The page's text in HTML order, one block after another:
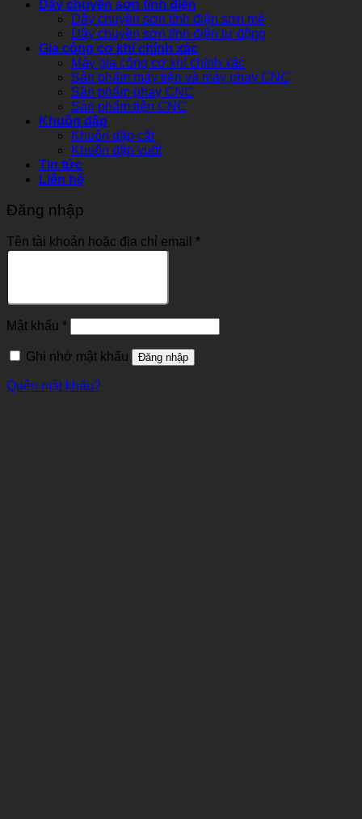
Dây chuyền sơn tĩnh điện
Dây chuyền sơn tĩnh điện sơn mẻ
Dây chuyền sơn tĩnh điện tự động
Gia công cơ khí chính xác
Máy gia công cơ khí chính xác
Sản phẩm máy tiện và máy phay CNC
Sản phẩm phay CNC
Sản phẩm tiện CNC
Khuôn dập
Khuôn dập cắt
Khuôn dập vuốt
Tin tức
Liên hệ
Đăng nhập
Tên tài khoản hoặc địa chỉ email *
Mật khẩu *
Ghi nhớ mật khẩu Đăng nhập
Quên mật khẩu?